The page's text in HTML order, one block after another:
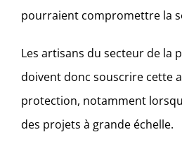
pourraient compromettre la
Les artisans du secteur de la
doivent donc souscrire cette
protection, notamment
des projets à grande échelle.